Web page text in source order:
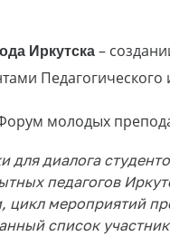
Иркутска–
Педагогического
молодых
диалога
педагогов
цикл мероприятий
список